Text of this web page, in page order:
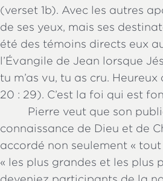
(verset 1b). Avec les autres
de ses yeux, mais ses
été des témoins directs eux
l’Évangile de Jean lorsque
tu m’as vu, tu as cru.
20 : 29). C’est la foi qui est
Pierre veut que son
connaissance de Dieu et de
accordé non seulement «
« les plus grandes et les plus